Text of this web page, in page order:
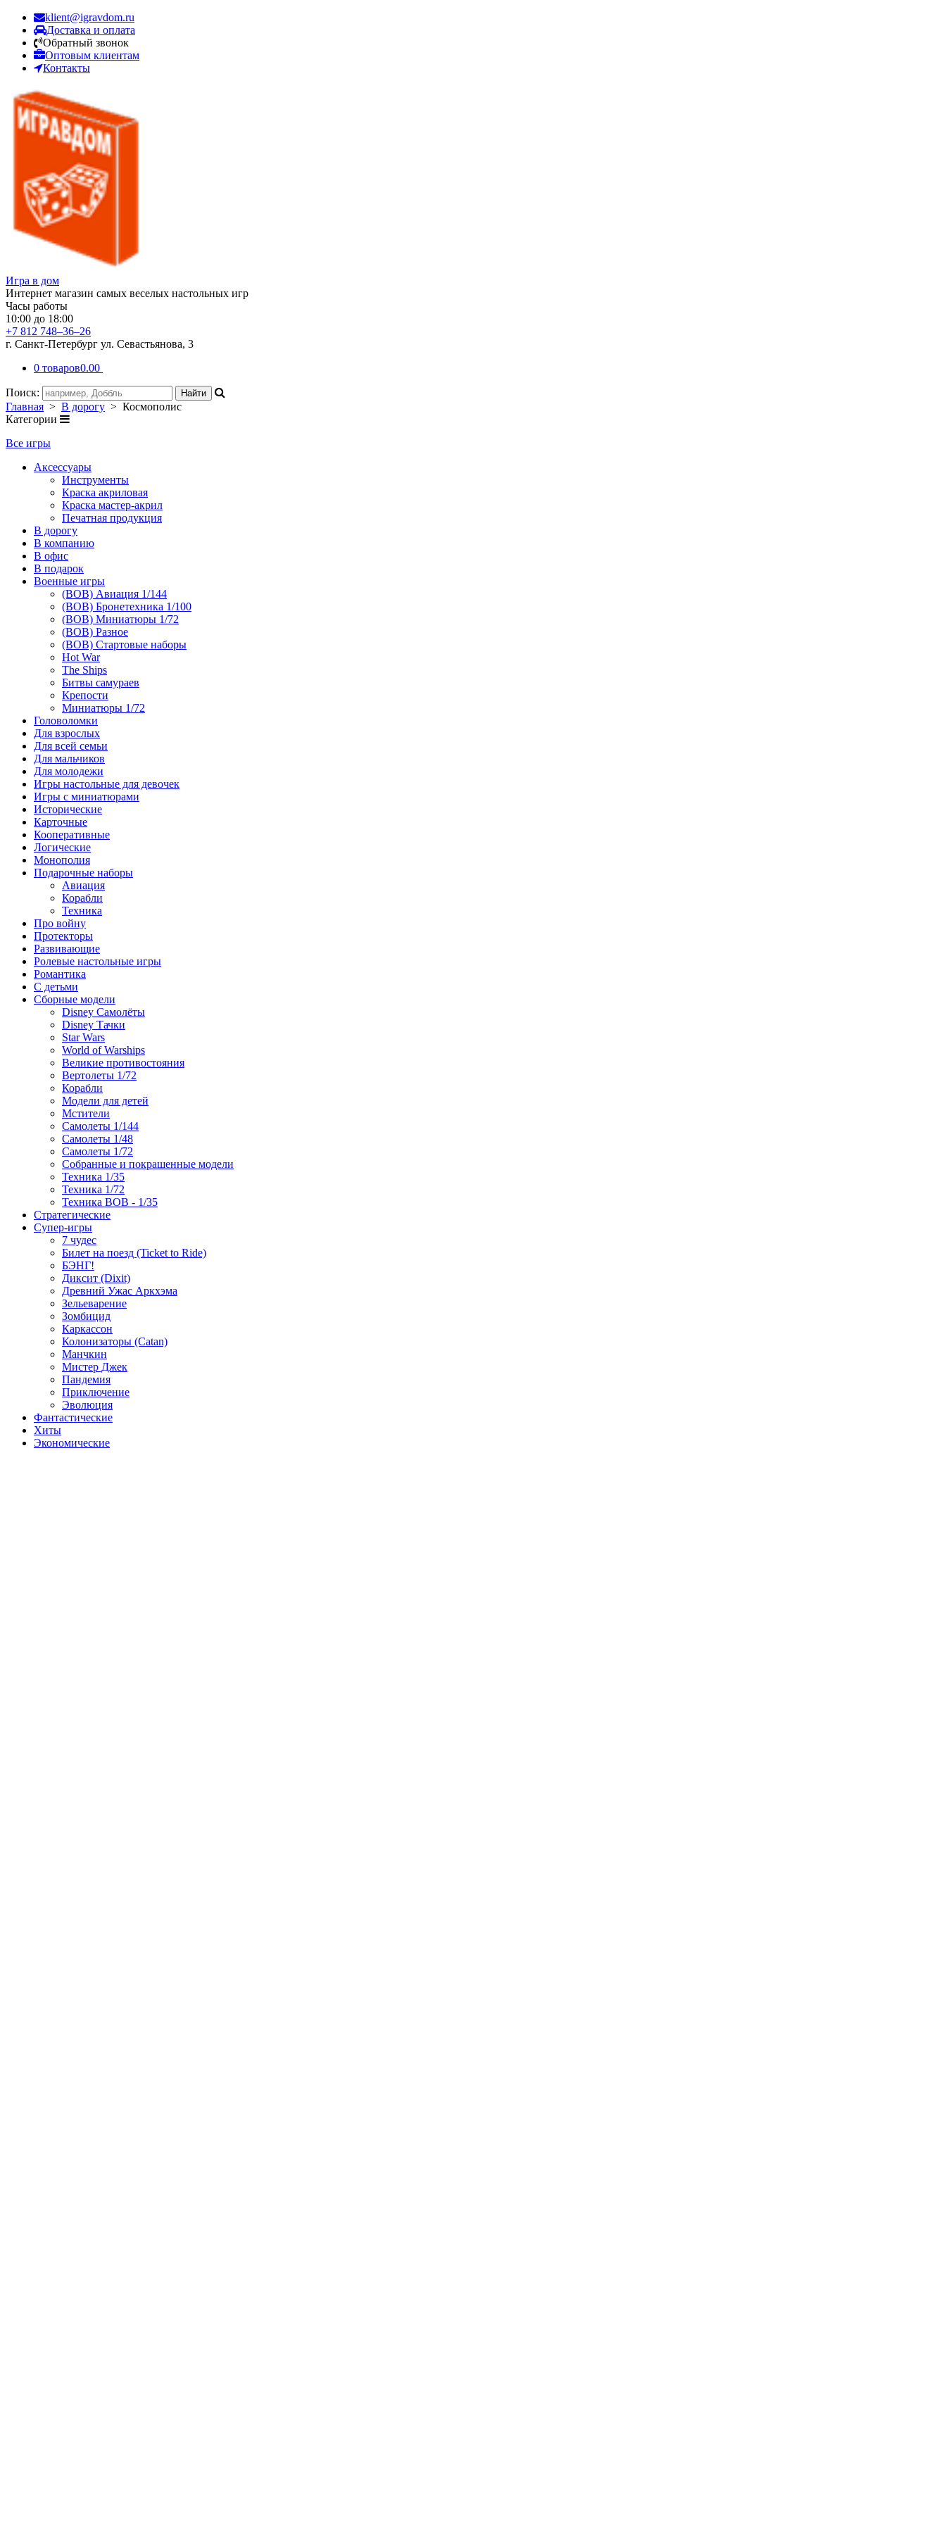
klient@igravdom.ru
Доставка и оплата
Обратный звонок
Оптовым клиентам
Контакты
Игра в дом
Интернет магазин самых веселых настольных игр
Часы работы
10:00 до 18:00
+7 812 748–36–26
г. Санкт-Петербург ул. Севастьянова, 3
0 товаров0.00
Поиск:
Главная > В дорогу > Космополис
Категории
Все игры
Аксессуары
Инструменты
Краска акриловая
Краска мастер-акрил
Печатная продукция
В дорогу
В компанию
В офис
В подарок
Военные игры
(ВОВ) Авиация 1/144
(ВОВ) Бронетехника 1/100
(ВОВ) Миниатюры 1/72
(ВОВ) Разное
(ВОВ) Стартовые наборы
Hot War
The Ships
Битвы самураев
Крепости
Миниатюры 1/72
Головоломки
Для взрослых
Для всей семьи
Для мальчиков
Для молодежи
Игры настольные для девочек
Игры с миниатюрами
Исторические
Карточные
Кооперативные
Логические
Монополия
Подарочные наборы
Авиация
Корабли
Техника
Про войну
Протекторы
Развивающие
Ролевые настольные игры
Романтика
С детьми
Сборные модели
Disney Самолёты
Disney Тачки
Star Wars
World of Warships
Великие противостояния
Вертолеты 1/72
Корабли
Модели для детей
Мстители
Самолеты 1/144
Самолеты 1/48
Самолеты 1/72
Собранные и покрашенные модели
Техника 1/35
Техника 1/72
Техника ВОВ - 1/35
Стратегические
Супер-игры
7 чудес
Билет на поезд (Ticket to Ride)
БЭНГ!
Диксит (Dixit)
Древний Ужас Аркхэма
Зельеварение
Зомбицид
Каркассон
Колонизаторы (Catan)
Манчкин
Мистер Джек
Пандемия
Приключение
Эволюция
Фантастические
Хиты
Экономические